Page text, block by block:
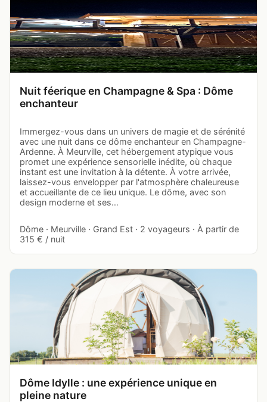
Nuit féerique en Champagne & Spa : Dôme
enchanteur
Immergez-vous dans un univers de magie et de sérénité
avec une nuit dans ce dôme enchanteur en Champagne-
Ardenne. À Meurville, cet hébergement atypique vous
promet une expérience sensorielle inédite, où chaque
instant est une invitation à la détente. À votre arrivée,
laissez-vous envelopper par l'atmosphère chaleureuse
et accueillante de ce lieu unique. Le dôme, avec son
design moderne et ses…
Dôme · Meurville · Grand Est · 2 voyageurs · À partir de
315 € / nuit
Dôme Idylle : une expérience unique en
pleine nature